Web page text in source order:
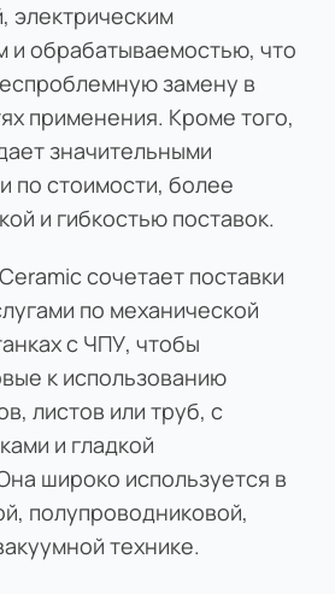
электрическим
и обрабатываемостью, что
замену в
применения. Кроме того,
значительными
по стоимости, более
и гибкостью поставок.
сочетает поставки
по механической
с ЧПУ, чтобы
к использованию
листов или труб, с
и гладкой
широко используется в
полупроводниковой,
технике.